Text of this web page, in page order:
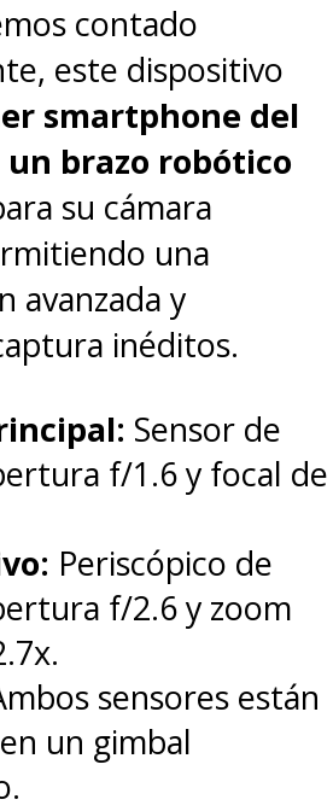
contado
este dispositivo
smartphone del
brazo robótico
su cámara
una
avanzada y
inéditos.
Sensor de
f/1.6 y focal de
Periscópico de
f/2.6 y zoom
sensores están
un gimbal